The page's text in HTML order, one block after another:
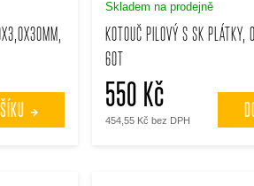
KOTOUČ PILOVÝ S SK
60T
Skladem na prodejně
454,55 Kč bez DPH
550 Kč